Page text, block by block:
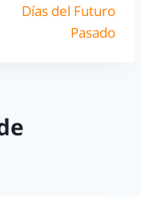
Días del Futuro
Pasado